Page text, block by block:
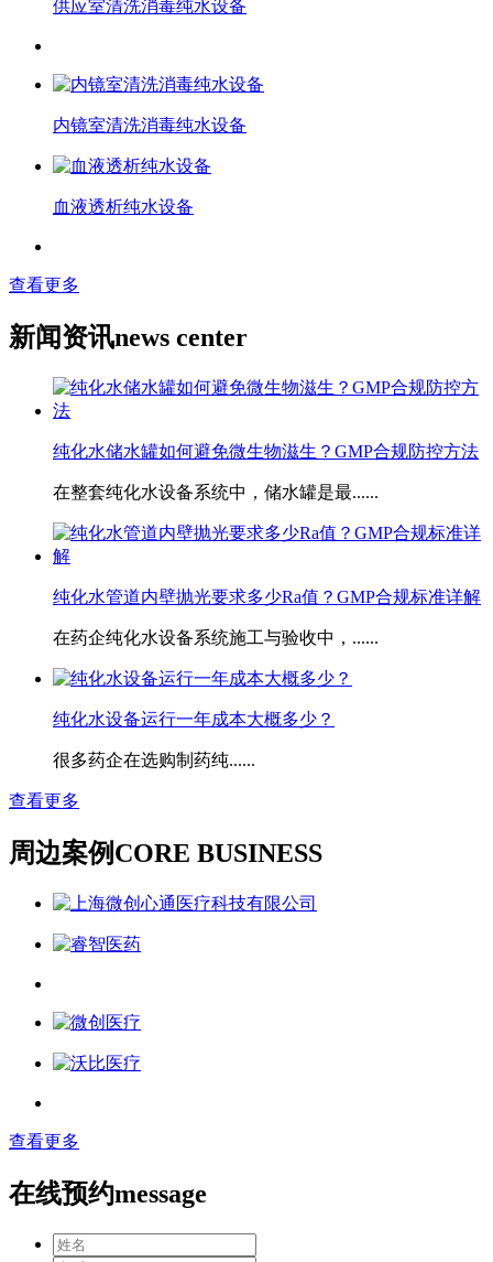
供应室清洗消毒纯水设备
内镜室清洗消毒纯水设备
血液透析纯水设备
查看更多
新闻资讯news center
纯化水储水罐如何避免微生物滋生？GMP合规防控方法
在整套纯化水设备系统中，储水罐是最......
​纯化水管道内壁抛光要求多少Ra值？GMP合规标准详解
在药企纯化水设备系统施工与验收中，......
​纯化水设备运行一年成本大概多少？
很多药企在选购制药纯......
查看更多
周边案例CORE BUSINESS
查看更多
在线预约message